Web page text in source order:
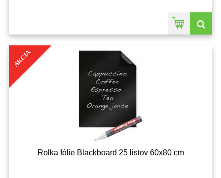
AKCIA
Rolka fólie Blackboard 25 listov 60x80 cm